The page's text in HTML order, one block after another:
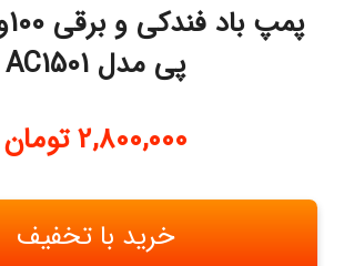
پی مدل AC1501
2,800,000 تومان
خرید با تخفیف